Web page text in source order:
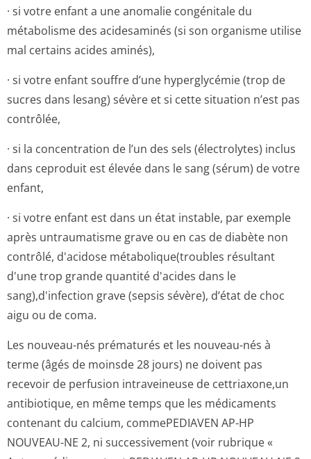
· si votre enfant a une anomalie congénitale du
métabolisme des acidesaminés (si son organisme utilise
mal certains acides aminés),
· si votre enfant souffre d’une hyperglycémie (trop de
sucres dans lesang) sévère et si cette situation n’est pas
contrôlée,
· si la concentration de l’un des sels (électrolytes) inclus
dans ceproduit est élevée dans le sang (sérum) de votre
enfant,
· si votre enfant est dans un état instable, par exemple
après untraumatisme grave ou en cas de diabète non
contrôlé, d'acidose métabolique(trou­bles résultant
d'une trop grande quantité d'acides dans le
sang),d'infection grave (sepsis sévère), d’état de choc
aigu ou de coma.
Les nouveau-nés prématurés et les nouveau-nés à
terme (âgés de moinsde 28 jours) ne doivent pas
recevoir de perfusion intraveineuse de cettriaxone,un
antibiotique, en même temps que les médicaments
contenant du calcium, commePEDIAVEN AP-HP
NOUVEAU-NE 2, ni successivement (voir rubrique «